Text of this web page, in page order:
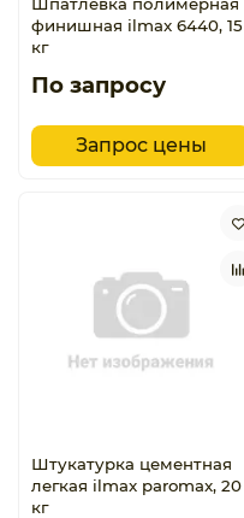
Шпатлевка полимерная
финишная ilmax 6440, 15
кг
По запросу
Запрос цены
Штукатурка цементная
легкая ilmax paromax, 20
кг